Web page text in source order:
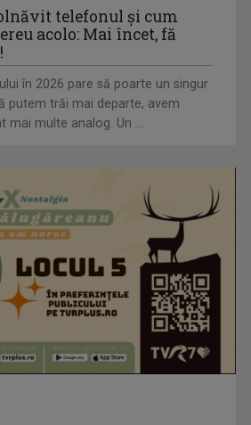
telefonul și cum
acolo: Mai încet, fă
în 2026 pare să poarte un singur
putem trăi mai departe, avem
multe analog. Un ...